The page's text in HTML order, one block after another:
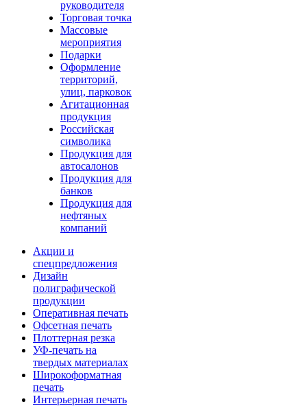
руководителя
Торговая точка
Массовые
мероприятия
Подарки
Оформление
территорий,
улиц, парковок
Агитационная
продукция
Российская
символика
Продукция для
автосалонов
Продукция для
банков
Продукция для
нефтяных
компаний
Акции и
спецпредложения
Дизайн
полиграфической
продукции
Оперативная печать
Офсетная печать
Плоттерная резка
УФ-печать на
твердых материалах
Широкоформатная
печать
Интерьерная печать